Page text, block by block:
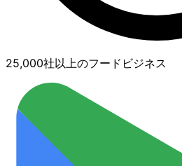
25,000社以上のフードビジネス